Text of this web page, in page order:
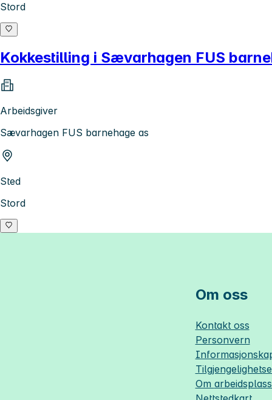
Stord
Kokkestilling i Sævarhagen FUS
Arbeidsgiver
Sævarhagen FUS barnehage as
Sted
Stord
Om oss
Kontakt oss
Personvern
Om